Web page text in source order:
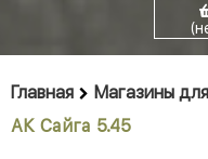
Главная Магазины
АК Сайга 5.45